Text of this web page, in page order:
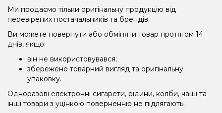
Ми продаємо тільки оригінальну продукцію від
перевірених постачальників та брендів.
Ви можете повернути або обміняти товар протягом 14
днів, якщо:
він не використовувався;
збережено товарний вигляд та оригінальну
упаковку.
Одноразові електронні сигарети, рідини, колби, чаші та
інші товари з уцінкою поверненню не підлягають.